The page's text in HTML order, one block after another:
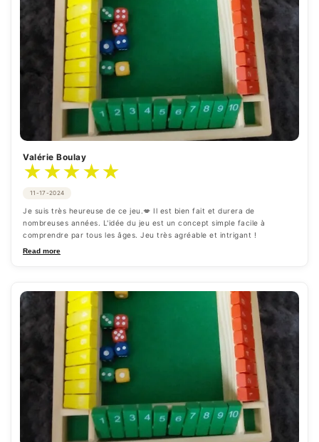
Valérie Boulay
★★★★★
11-17-2024
Je suis très heureuse de ce jeu.💋 Il est bien fait et durera de
nombreuses années. L'idée du jeu est un concept simple facile à
comprendre par tous les âges. Jeu très agréable et intrigant !
Read more